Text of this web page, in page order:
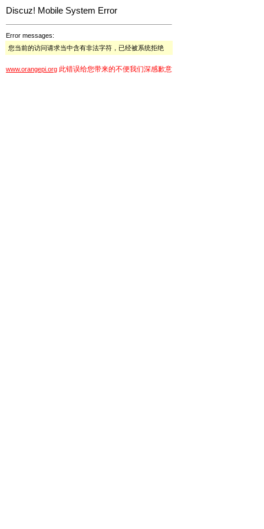
Discuz! Mobile System Error
Error messages:
您当前的访问请求当中含有非法字符，已经被系统拒绝
www.orangepi.org 此错误给您带来的不便我们深感歉意